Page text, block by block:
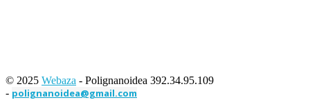
© 2025 Webaza - Polignanoidea 392.34.95.109
- polignanoidea@gmail.com